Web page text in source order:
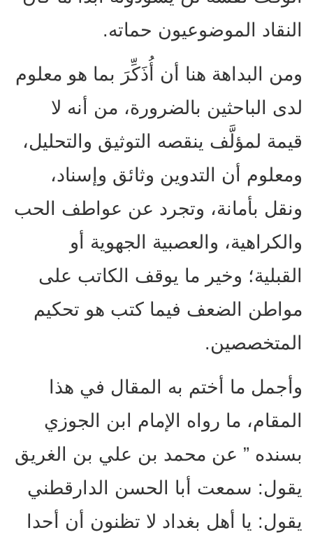
النقاد الموضوعيون حماته.
ومن البداهة هنا أن أُذَكِّرَ بما هو معلوم
لدى الباحثين بالضرورة، من أنه لا
قيمة لمؤلَّف ينقصه التوثيق والتحليل،
ومعلوم أن التدوين وثائق وإسناد،
ونقل بأمانة، وتجرد عن عواطف الحب
والكراهية، والعصبية الجهوية أو
القبلية؛ وخير ما يوقف الكاتب على
مواطن الضعف فيما كتب هو تحكيم
المتخصصين.
وأجمل ما أختم به المقال في هذا
المقام، ما رواه الإمام ابن الجوزي
بسنده ” عن محمد بن علي بن الغريق
يقول: سمعت أبا الحسن الدارقطني
يقول: يا أهل بغداد لا تظنون أن أحدا